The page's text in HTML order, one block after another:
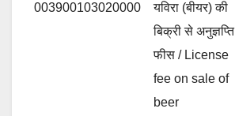
003900103020000
यविरा (बीयर) की
बिक्री से अनुज्ञप्ति
फीस / License
fee on sale of
beer